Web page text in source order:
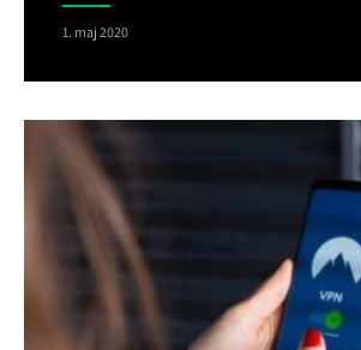
1. maj 2020